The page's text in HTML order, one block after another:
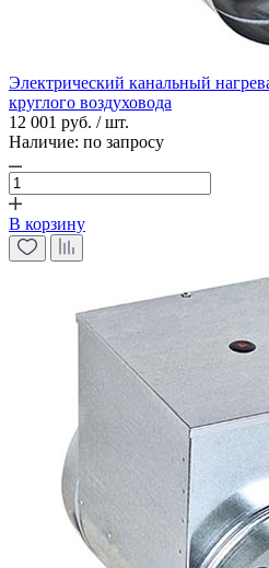
Электрический канальный
круглого воздуховода
12 001 руб. / шт.
Наличие: по запросу
В корзину